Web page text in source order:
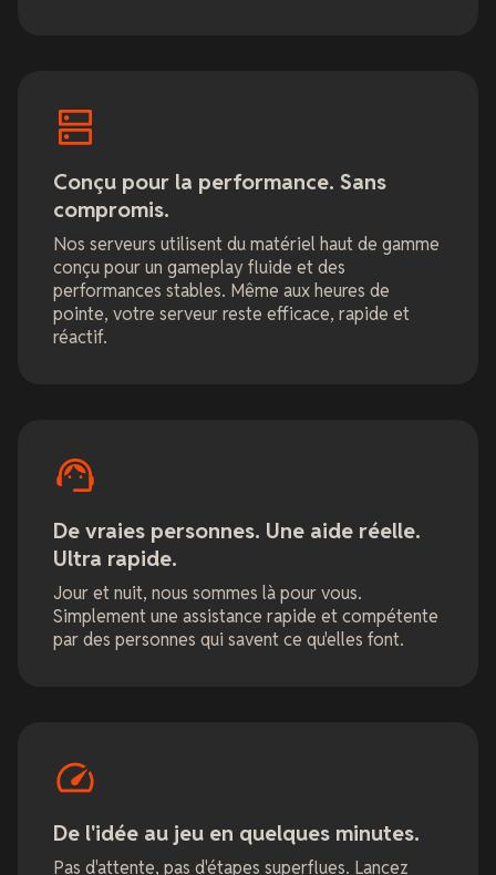
Conçu pour la performance. Sans
compromis.
Nos serveurs utilisent du matériel haut de gamme
conçu pour un gameplay fluide et des
performances stables. Même aux heures de
pointe, votre serveur reste efficace, rapide et
réactif.
De vraies personnes. Une aide réelle.
Ultra rapide.
Jour et nuit, nous sommes là pour vous.
Simplement une assistance rapide et compétente
par des personnes qui savent ce qu'elles font.
De l'idée au jeu en quelques minutes.
Pas d'attente, pas d'étapes superflues. Lancez